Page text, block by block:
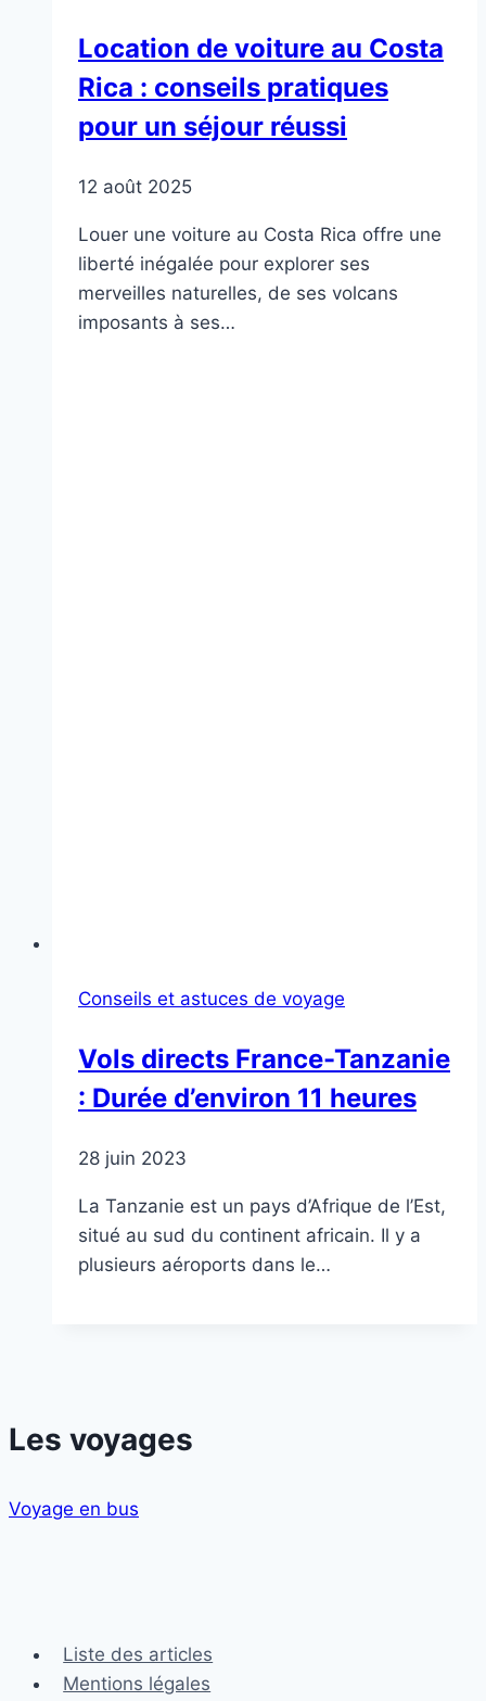
Location de voiture au Costa
Rica : conseils pratiques
pour un séjour réussi
12 août 2025
Louer une voiture au Costa Rica offre une
liberté inégalée pour explorer ses
merveilles naturelles, de ses volcans
imposants à ses…
Conseils et astuces de voyage
Vols directs France-Tanzanie
: Durée d’environ 11 heures
28 juin 2023
La Tanzanie est un pays d’Afrique de l’Est,
situé au sud du continent africain. Il y a
plusieurs aéroports dans le…
Les voyages
Voyage en bus
Liste des articles
Mentions légales